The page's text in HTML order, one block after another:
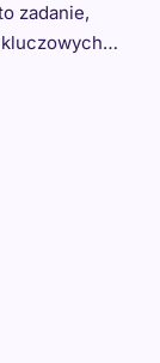
zadanie,
kluczowych…